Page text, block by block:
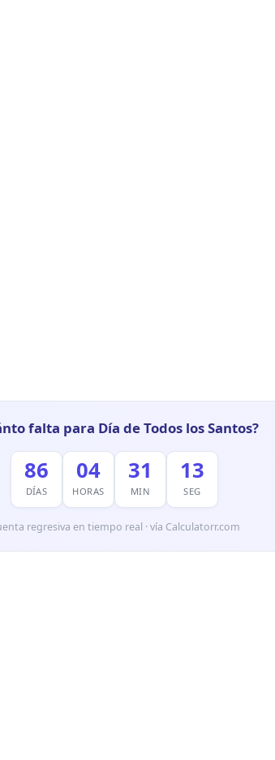
falta para Día de Todos los Santos?
86
DÍAS
04
HORAS
31
MIN
12
SEG
regresiva en tiempo real · vía Calculatorr.com